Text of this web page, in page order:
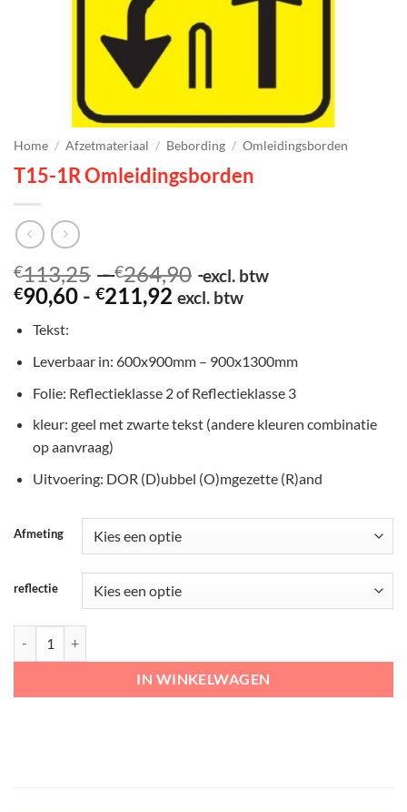
Home / Afzetmateriaal / Bebording / Omleidingsborden
T15-1R Omleidingsborden
€113,25 - €264,90 Prijsklasse:
€113,25
excl. btw
€90,60 - €211,92 Prijsklasse:
€211,92
excl. btw
Tekst:
Leverbaar in: 600x900mm – 900x1300mm
Folie: Reflectieklasse 2 of Reflectieklasse 3
kleur: geel met zwarte tekst (andere kleuren combinatie
op aanvraag)
Uitvoering: DOR (D)ubbel (O)mgezette (R)and
Afmeting
reflectie
IN WINKELWAGEN